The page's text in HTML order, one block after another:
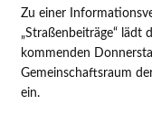
Zu einer
„Straßenbeiträge“ lädt
kommenden
Gemeinschaftsraum
ein.